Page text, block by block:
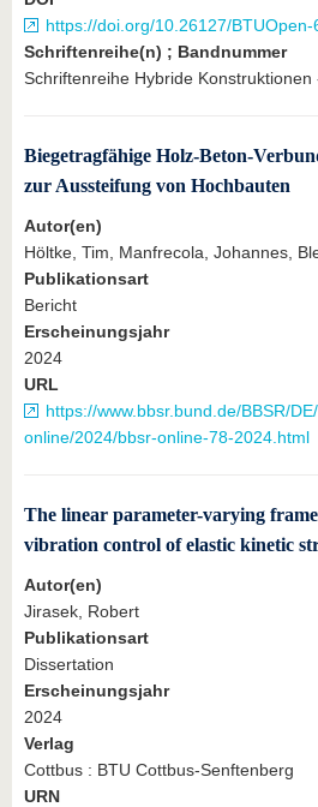
https://doi.org/10.26127/BTUOpen-
Schriftenreihe(n) ; Bandnummer
Schriftenreihe Hybride Konstruktionen
Biegetragfähige Holz-Beton-
zur Aussteifung von Hochbauten
Autor(en)
Höltke, Tim, Manfrecola, Johannes,
Publikationsart
Bericht
Erscheinungsjahr
2024
URL
https://www.bbsr.bund.de/BBSR/
online/2024/bbsr-online-78-2024.html
The linear parameter-varying
vibration control of elastic kinetic
Autor(en)
Jirasek, Robert
Publikationsart
Dissertation
Erscheinungsjahr
2024
Verlag
Cottbus : BTU Cottbus-Senftenberg
URN